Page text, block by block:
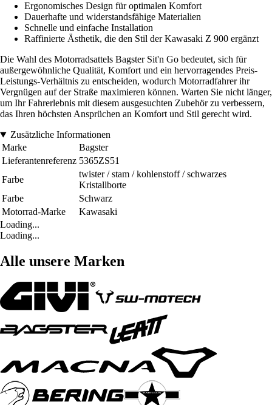
Ergonomisches Design für optimalen Komfort
Dauerhafte und widerstandsfähige Materialien
Schnelle und einfache Installation
Raffinierte Ästhetik, die den Stil der Kawasaki Z 900 ergänzt
Die Wahl des Motorradsattels Bagster Sit'n Go bedeutet, sich für
außergewöhnliche Qualität, Komfort und ein hervorragendes Preis-
Leistungs-Verhältnis zu entscheiden, wodurch Motorradfahrer ihr
Vergnügen auf der Straße maximieren können. Warten Sie nicht länger,
um Ihr Fahrerlebnis mit diesem ausgesuchten Zubehör zu verbessern,
das Ihren höchsten Ansprüchen an Komfort und Stil gerecht wird.
Zusätzliche Informationen
Marke
Bagster
Lieferantenreferenz 5365ZS51
Farbe
twister / stam / kohlenstoff / schwarzes
Kristallborte
Farbe
Schwarz
Motorrad-Marke
Kawasaki
Loading...
Loading...
Alle unsere Marken